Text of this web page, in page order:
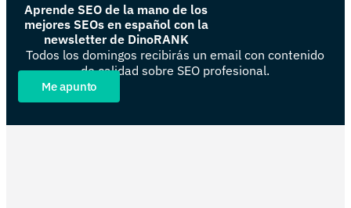
Aprende SEO de la mano de los
mejores SEOs en español con la
newsletter de DinoRANK
Todos los domingos recibirás un email con contenido
de calidad sobre SEO profesional.
Me apunto